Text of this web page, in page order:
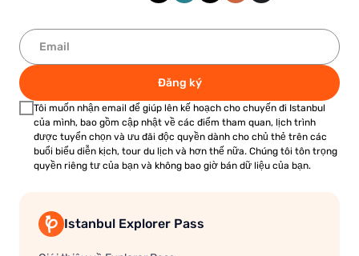
Đăng ký
Tôi muốn nhận email để giúp lên kế hoạch cho chuyến đi Istanbul
của mình, bao gồm cập nhật về các điểm tham quan, lịch trình
được tuyển chọn và ưu đãi độc quyền dành cho chủ thẻ trên các
buổi biểu diễn kịch, tour du lịch và hơn thế nữa. Chúng tôi tôn trọng
quyền riêng tư của bạn và không bao giờ bán dữ liệu của bạn.
Istanbul Explorer Pass